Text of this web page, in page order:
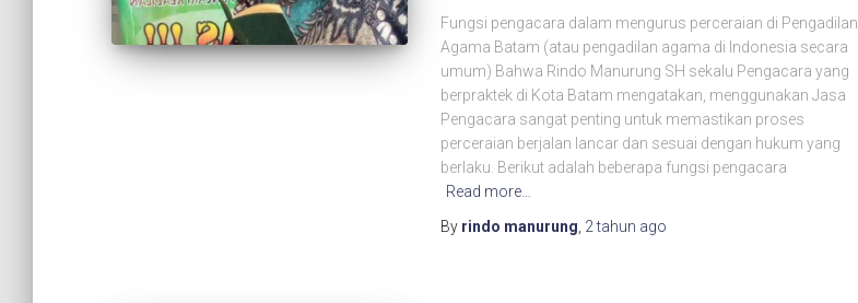
Fungsi pengacara dalam mengurus perceraian di Pengadilan
Agama Batam (atau pengadilan agama di Indonesia secara
umum) Bahwa Rindo Manurung SH sekalu Pengacara yang
berpraktek di Kota Batam mengatakan, menggunakan Jasa
Pengacara sangat penting untuk memastikan proses
perceraian berjalan lancar dan sesuai dengan hukum yang
berlaku. Berikut adalah beberapa fungsi pengacara
Read more…
By rindo manurung 2 tahun ago